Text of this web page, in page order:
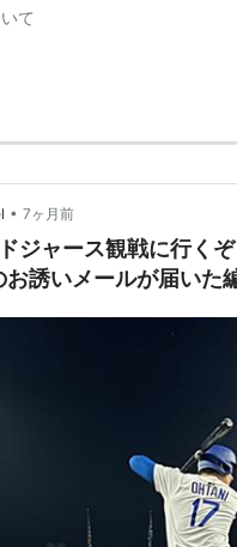
て
• 7ヶ月前
ジャース観戦に行く
お誘いメールが届いた